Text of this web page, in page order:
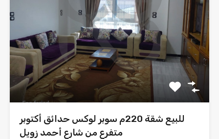
للبيع شقة 220م سوبر لوكس حدائق أكتوبر
متفرع من شارع أحمد زويل